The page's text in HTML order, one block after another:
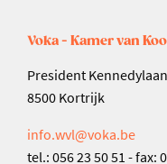
Voka - Kamer van
President
8500 Kortrijk
info.wvl@voka.be
tel.: 056 23 50 51 - fax: